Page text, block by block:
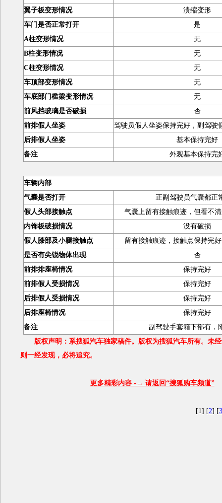
翼子板变形情况
溃缩变形
车门是否正常打开
是
A柱变形情况
无
B柱变形情况
无
C柱变形情况
无
车顶部变形情况
无
车底部门槛梁变形情况
无
前风挡玻璃是否破损
否
前排假人坐姿
驾驶员假人坐姿保持完好，副驾驶
后排假人坐姿
基本保持完好
备注
外观基本保持完
车辆内部
气囊是否打开
正副驾驶员气囊都正
假人头部接触点
气囊上留有接触痕迹，但看不
内饰板破损情况
没有破损
假人膝部及小腿接触点
留有接触痕迹，接触点保持完
是否有尖锐物体出现
否
前排排座椅情况
保持完好
前排假人受损情况
保持完好
后排假人受损情况
保持完好
后排座椅情况
保持完好
备注
副驾驶手套箱下部有，
版权声明：系搜狐汽车独家稿件。版权为搜狐汽车所有。未
则一经发现，必将追究。
更多精彩内容 -→ 请返回“搜狐购车频道”
[1] [2] [3